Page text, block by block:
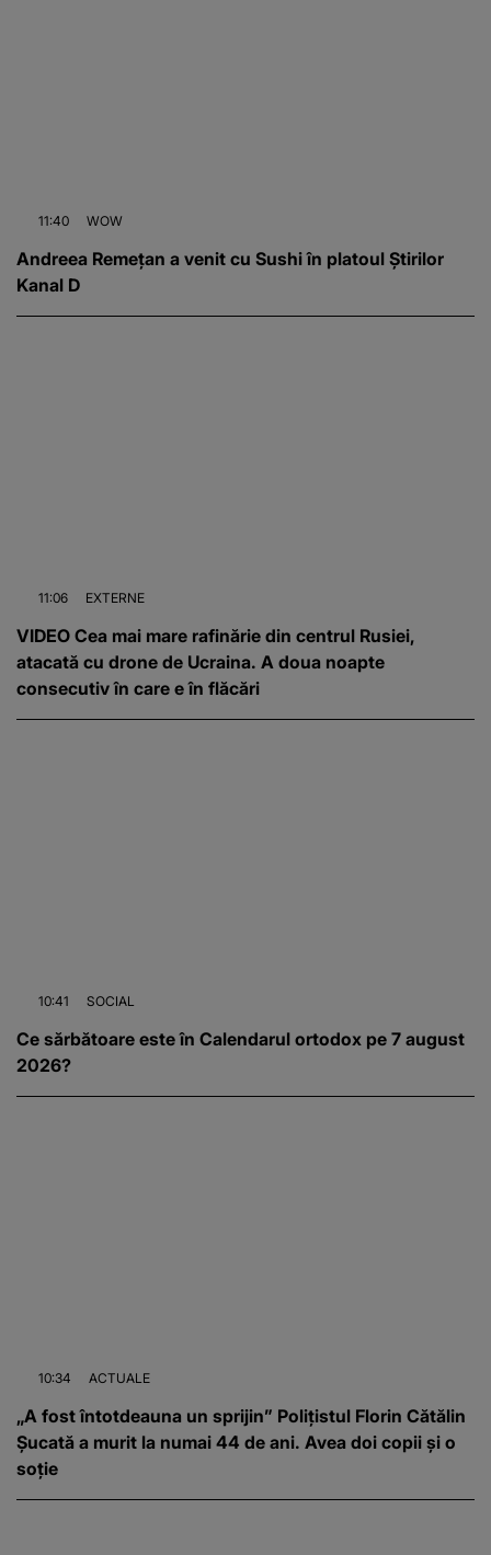
11:40 WOW
Andreea Remețan a venit cu Sushi în platoul Știrilor
Kanal D
11:06 EXTERNE
VIDEO Cea mai mare rafinărie din centrul Rusiei,
atacată cu drone de Ucraina. A doua noapte
consecutiv în care e în flăcări
10:41 SOCIAL
Ce sărbătoare este în Calendarul ortodox pe 7 august
2026?
10:34 ACTUALE
„A fost întotdeauna un sprijin” Polițistul Florin Cătălin
Șucată a murit la numai 44 de ani. Avea doi copii și o
soție